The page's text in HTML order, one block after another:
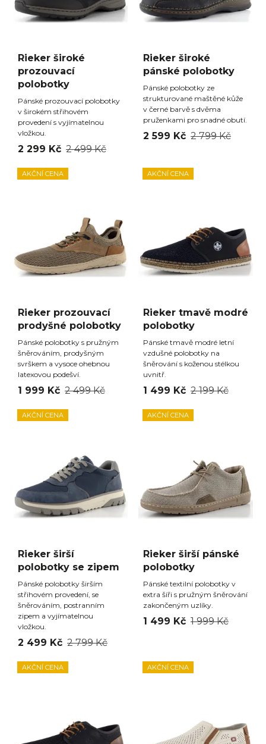
Rieker široké
prozouvací
polobotky
Pánské prozouvací polobotky
v širokém střihovém
provedení s vyjímatelnou
vložkou.
2 299 Kč 2 499 Kč
Rieker široké
pánské polobotky
Pánské polobotky ze
strukturované maštěné kůže
v černé barvě s dvěma
pruženkami pro snadné obutí.
2 599 Kč 2 799 Kč
AKČNÍ CENA
Rieker prozouvací
prodyšné polobotky
Pánské polobotky s pružným
šněrováním, prodyšným
svrškem a vysoce ohebnou
latexovou podešví.
1 999 Kč 2 499 Kč
AKČNÍ CENA
Rieker tmavě modré
polobotky
Pánské tmavě modré letní
vzdušné polobotky na
šněrování s koženou stélkou
uvnitř.
1 499 Kč 2 199 Kč
AKČNÍ CENA
Rieker širší
polobotky se zipem
Pánské polobotky širším
střihovém provedení, se
šněrováním, postranním
zipem a vyjímatelnou
vložkou.
2 499 Kč 2 799 Kč
AKČNÍ CENA
Rieker širší pánské
polobotky
Pánské textilní polobotky v
extra šíři s pružným šněrování
zakončeným uzlíky.
1 499 Kč 1 999 Kč
AKČNÍ CENA AKČNÍ CENA